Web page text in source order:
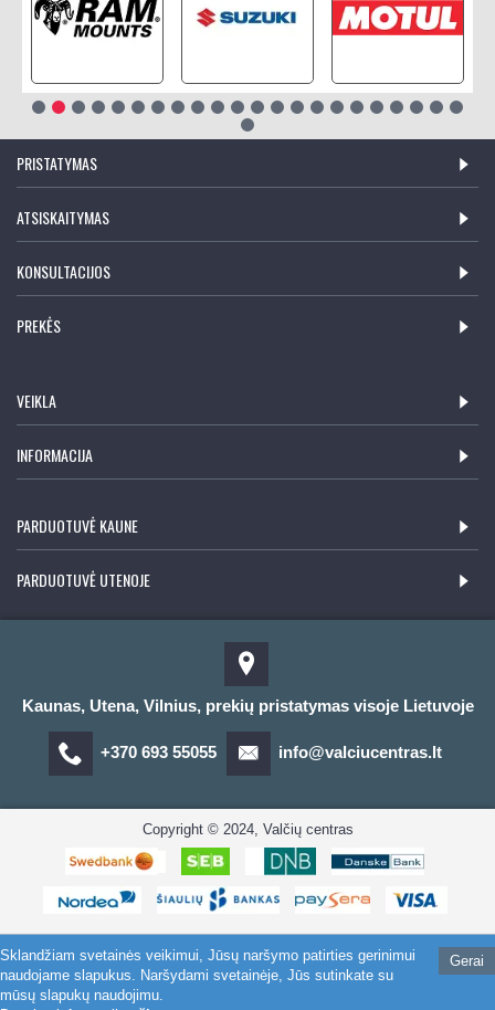
PRISTATYMAS
ATSISKAITYMAS
KONSULTACIJOS
PREKĖS
VEIKLA
INFORMACIJA
PARDUOTUVĖ KAUNE
PARDUOTUVĖ UTENOJE
Kaunas, Utena, Vilnius, prekių pristatymas visoje Lietuvoje
+370 693 55055 info@valciucentras.lt
Copyright © 2024, Valčių centras
Gerai
Sklandžiam svetainės veikimui, Jūsų naršymo patirties gerinimui
naudojame slapukus. Naršydami svetainėje, Jūs sutinkate su
mūsų slapukų naudojimu.